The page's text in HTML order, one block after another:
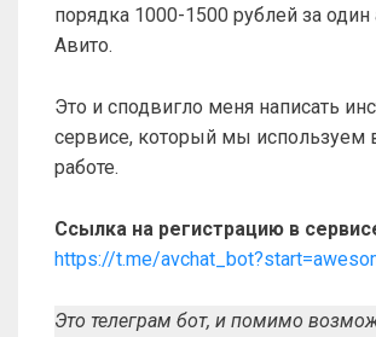
порядка 1000-1500 рублей за один
Авито.
Это и сподвигло меня написать
сервисе, который мы используем
работе.
Ссылка на регистрацию в
https://t.me/
Это телеграм бот, и помимо